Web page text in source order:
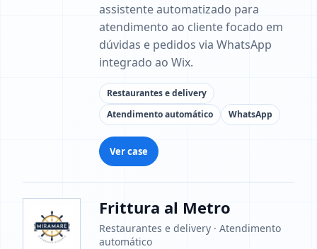
assistente automatizado para
atendimento ao cliente focado em
dúvidas e pedidos via WhatsApp
integrado ao Wix.
Restaurantes e delivery
Atendimento automático
WhatsApp
Ver case
Frittura al Metro
Restaurantes e delivery · Atendimento
automático